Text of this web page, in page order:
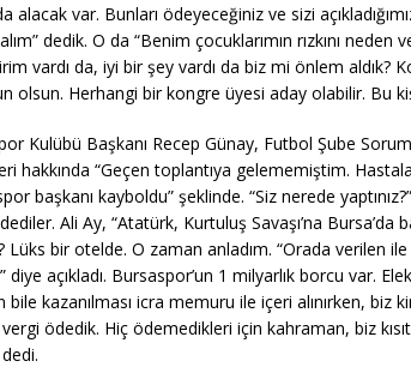
alacak var. Bunları ödeyeceğiniz ve sizi
dedik. O da “Benim çocuklarımın rızkını
vardı da, iyi bir şey vardı da biz mi önlem aldık?
olsun. Herhangi bir kongre üyesi aday olabilir. Bu
Kulübü Başkanı Recep Günay, Futbol Şube
hakkında “Geçen toplantıya gelememiştim.
başkanı kayboldu” şeklinde. “Siz nerede
dediler. Ali Ay, “Atatürk, Kurtuluş Savaşı’na
Lüks bir otelde. O zaman anladım. “Orada verilen
diye açıkladı. Bursaspor’un 1 milyarlık borcu var.
bile kazanılması icra memuru ile içeri alınırken,
ödedik. Hiç ödemedikleri için kahraman, biz